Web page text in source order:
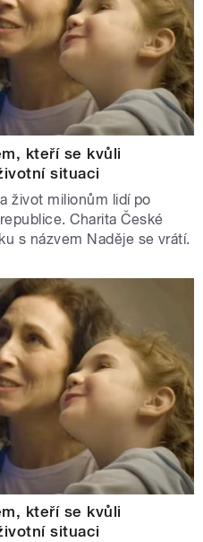
kteří se kvůli
situaci
život milionům lidí po
Charita České
s názvem Naděje se vrátí.
kteří se kvůli
situaci